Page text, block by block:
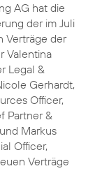
AG hat die
der im Juli
Verträge der
Valentina
Legal &
Gerhardt,
Officer,
Partner &
Markus
Officer,
Verträge